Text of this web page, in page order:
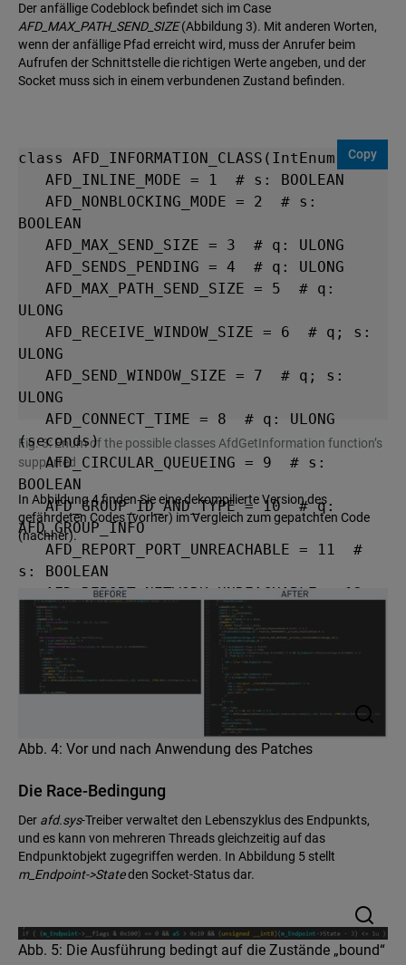
Der anfällige Codeblock befindet sich im Case
AFD_MAX_PATH_SEND_SIZE(Abbildung 3). Mit anderen Worten,
wenn der anfällige Pfad erreicht wird, muss der Anrufer beim
Aufrufen der Schnittstelle die richtigen Werte angeben, und der
Socket muss sich in einem verbundenen Zustand befinden.
class AFD_INFORMATION_CLASS(IntEnum):
BOOLEAN
ULONG
ULONG
ULONG
(seconds)
   AFD_CIRCULAR_QUEUEING = 9  # s:
BOOLEAN
   AFD_GROUP_ID_AND_TYPE = 10  # q:
AFD_GROUP_INFO
s: BOOLEAN
# s: BOOLEAN
   AFD_DELIVERY_STATUS = 14  # q:
SIO_DELIVERY_STATUS
   AFD_CANCEL_TL = 15  # s: void
Copy
Fig. 3: Enum of the possible classes AfdGetInformation function’s
supported
In Abbildung 4 finden Sie eine dekompilierte Version des
gefährdeten Codes (vorher) im Vergleich zum gepatchten Code
(nachher).
Abb. 4: Vor und nach Anwendung des Patches
Die Race-Bedingung
Der afd.sys-Treiber verwaltet den Lebenszyklus des Endpunkts,
und es kann von mehreren Threads gleichzeitig auf das
Endpunktobjekt zugegriffen werden. In Abbildung 5 stellt
m_Endpoint->Stateden Socket-Status dar.
Abb. 5: Die Ausführung bedingt auf die Zustände „bound“